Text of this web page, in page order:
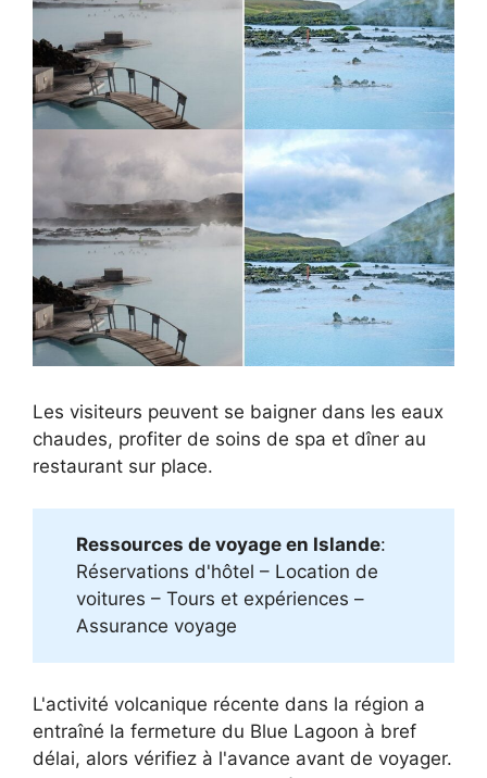
Les visiteurs peuvent se baigner dans les eaux
chaudes, profiter de soins de spa et dîner au
restaurant sur place.
Ressources de voyage en Islande:
Réservations d'hôtel – Location de
voitures – Tours et expériences –
Assurance voyage
L'activité volcanique récente dans la région a
entraîné la fermeture du Blue Lagoon à bref
délai, alors vérifiez à l'avance avant de voyager.